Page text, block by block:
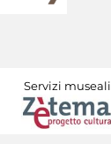
Servizi museali